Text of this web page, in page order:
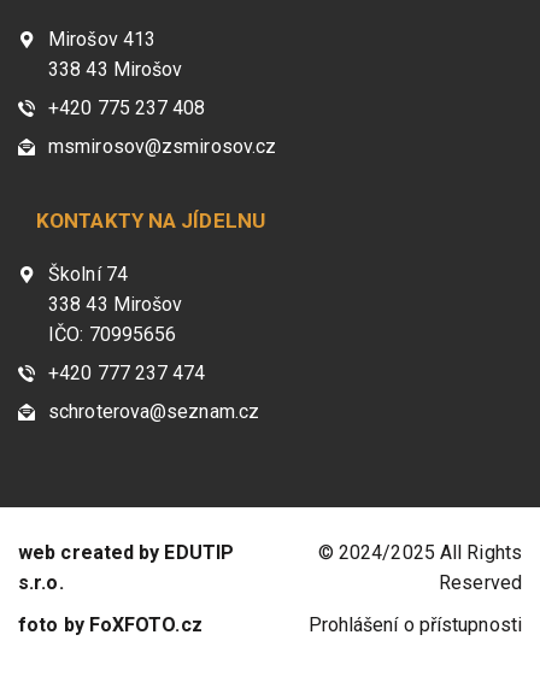
Mirošov 413
338 43 Mirošov
+420 775 237 408
msmirosov@zsmirosov.cz
KONTAKTY NA JÍDELNU
Školní 74
338 43 Mirošov
IČO: 70995656
+420 777 237 474
schroterova@seznam.cz
web created by EDUTIP
s.r.o.
foto by FoXFOTO.cz
© 2024/2025 All Rights
Reserved
Prohlášení o přístupnosti